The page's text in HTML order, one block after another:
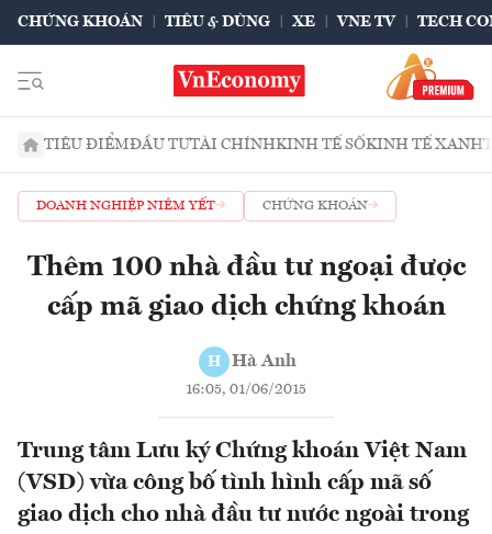
CHỨNG KHOÁN TIÊU & DÙNG XE VNE TV TECH
TIÊU ĐIỂMĐẦU TƯTÀI CHÍNHKINH TẾ SỐKINH TẾ XANH
DOANH NGHIỆP NIÊM YẾT CHỨNG KHOÁN
Thêm 100 nhà đầu tư ngoại được
cấp mã giao dịch chứng khoán
H Hà Anh
16:05, 01/06/2015
Trung tâm Lưu ký Chứng khoán Việt Nam
(VSD) vừa công bố tình hình cấp mã số
giao dịch cho nhà đầu tư nước ngoài trong